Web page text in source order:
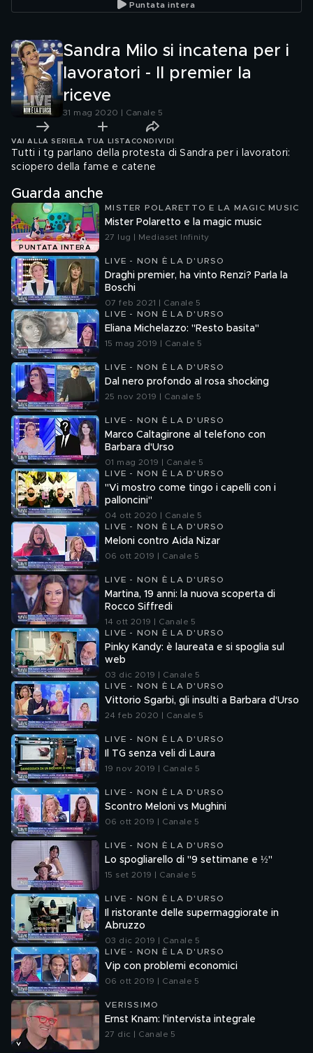
Puntata intera
Sandra Milo si incatena per i
lavoratori - Il premier la
riceve
31 mag 2020 | Canale 5
VAI ALLA SERIE LA TUA LISTA CONDIVIDI
Tutti i tg parlano della protesta di Sandra per i lavoratori:
sciopero della fame e catene
Guarda anche
PUNTATA INTERA
MISTER POLARETTO E LA MAGIC MUSIC
Mister Polaretto e la magic music
27 lug | Mediaset Infinity
LIVE - NON È LA D'URSO
Draghi premier, ha vinto Renzi? Parla la
Boschi
07 feb 2021 | Canale 5
LIVE - NON È LA D'URSO
Eliana Michelazzo: "Resto basita"
15 mag 2019 | Canale 5
LIVE - NON È LA D'URSO
Dal nero profondo al rosa shocking
25 nov 2019 | Canale 5
LIVE - NON È LA D'URSO
Marco Caltagirone al telefono con
Barbara d'Urso
01 mag 2019 | Canale 5
LIVE - NON È LA D'URSO
"Vi mostro come tingo i capelli con i
palloncini"
04 ott 2020 | Canale 5
LIVE - NON È LA D'URSO
Meloni contro Aida Nizar
06 ott 2019 | Canale 5
LIVE - NON È LA D'URSO
Martina, 19 anni: la nuova scoperta di
Rocco Siffredi
14 ott 2019 | Canale 5
LIVE - NON È LA D'URSO
Pinky Kandy: è laureata e si spoglia sul
web
03 dic 2019 | Canale 5
LIVE - NON È LA D'URSO
Vittorio Sgarbi, gli insulti a Barbara d'Urso
24 feb 2020 | Canale 5
LIVE - NON È LA D'URSO
Il TG senza veli di Laura
19 nov 2019 | Canale 5
LIVE - NON È LA D'URSO
Scontro Meloni vs Mughini
06 ott 2019 | Canale 5
LIVE - NON È LA D'URSO
Lo spogliarello di "9 settimane e ½"
15 set 2019 | Canale 5
LIVE - NON È LA D'URSO
Il ristorante delle supermaggiorate in
Abruzzo
03 dic 2019 | Canale 5
LIVE - NON È LA D'URSO
Vip con problemi economici
06 ott 2019 | Canale 5
VERISSIMO
Ernst Knam: l'intervista integrale
27 dic | Canale 5